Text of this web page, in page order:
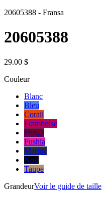
20605388 - Fransa
20605388
29.00 $
Couleur
Blanc
Bleu
Corail
Framboise
Fudge
Fushia
Marine
Noir
Taupe
GrandeurVoir le guide de taille